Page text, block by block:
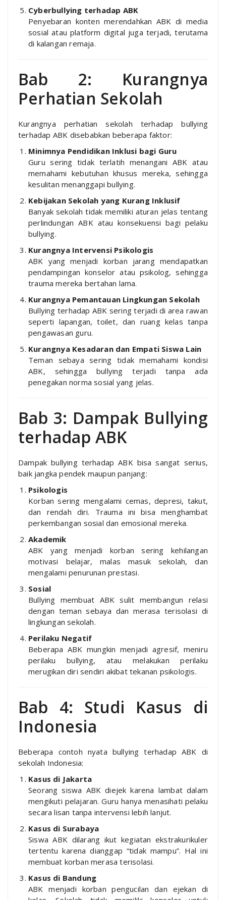
Cyberbullying terhadap ABK
Penyebaran konten merendahkan ABK di media
sosial atau platform digital juga terjadi, terutama
di kalangan remaja.
Bab 2: Kurangnya
Perhatian Sekolah
Kurangnya perhatian sekolah terhadap bullying
terhadap ABK disebabkan beberapa faktor:
Minimnya Pendidikan Inklusi bagi Guru
Guru sering tidak terlatih menangani ABK atau
memahami kebutuhan khusus mereka, sehingga
kesulitan menanggapi bullying.
Kebijakan Sekolah yang Kurang Inklusif
Banyak sekolah tidak memiliki aturan jelas tentang
perlindungan ABK atau konsekuensi bagi pelaku
bullying.
Kurangnya Intervensi Psikologis
ABK yang menjadi korban jarang mendapatkan
pendampingan konselor atau psikolog, sehingga
trauma mereka bertahan lama.
Kurangnya Pemantauan Lingkungan Sekolah
Bullying terhadap ABK sering terjadi di area rawan
seperti lapangan, toilet, dan ruang kelas tanpa
pengawasan guru.
Kurangnya Kesadaran dan Empati Siswa Lain
Teman sebaya sering tidak memahami kondisi
ABK, sehingga bullying terjadi tanpa ada
penegakan norma sosial yang jelas.
Bab 3: Dampak Bullying
terhadap ABK
Dampak bullying terhadap ABK bisa sangat serius,
baik jangka pendek maupun panjang:
Psikologis
Korban sering mengalami cemas, depresi, takut,
dan rendah diri. Trauma ini bisa menghambat
perkembangan sosial dan emosional mereka.
Akademik
ABK yang menjadi korban sering kehilangan
motivasi belajar, malas masuk sekolah, dan
mengalami penurunan prestasi.
Sosial
Bullying membuat ABK sulit membangun relasi
dengan teman sebaya dan merasa terisolasi di
lingkungan sekolah.
Perilaku Negatif
Beberapa ABK mungkin menjadi agresif, meniru
perilaku bullying, atau melakukan perilaku
merugikan diri sendiri akibat tekanan psikologis.
Bab 4: Studi Kasus di
Indonesia
Beberapa contoh nyata bullying terhadap ABK di
sekolah Indonesia:
Kasus di Jakarta
Seorang siswa ABK diejek karena lambat dalam
mengikuti pelajaran. Guru hanya menasihati pelaku
secara lisan tanpa intervensi lebih lanjut.
Kasus di Surabaya
Siswa ABK dilarang ikut kegiatan ekstrakurikuler
tertentu karena dianggap “tidak mampu”. Hal ini
membuat korban merasa terisolasi.
Kasus di Bandung
ABK menjadi korban pengucilan dan ejekan di